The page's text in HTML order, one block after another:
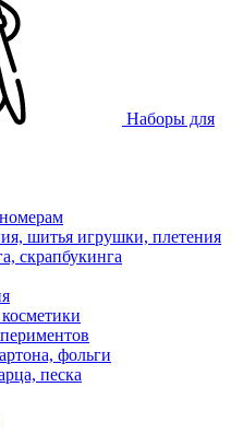
Наборы для
шитья игрушки, плетения
скрапбукинга
фольги
песка